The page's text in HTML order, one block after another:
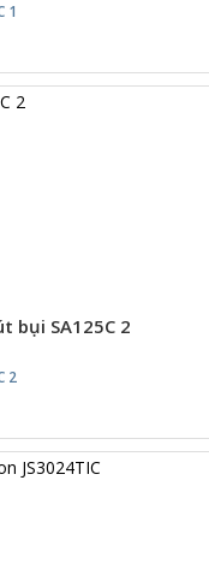
1
bụi SA125C 2
2